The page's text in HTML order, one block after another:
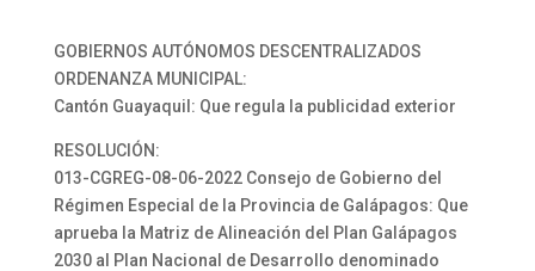
GOBIERNOS AUTÓNOMOS DESCENTRALIZADOS
ORDENANZA MUNICIPAL:
Cantón Guayaquil: Que regula la publicidad exterior
RESOLUCIÓN:
013-CGREG-08-06-2022 Consejo de Gobierno del
Régimen Especial de la Provincia de Galápagos: Que
aprueba la Matriz de Alineación del Plan Galápagos
2030 al Plan Nacional de Desarrollo denominado